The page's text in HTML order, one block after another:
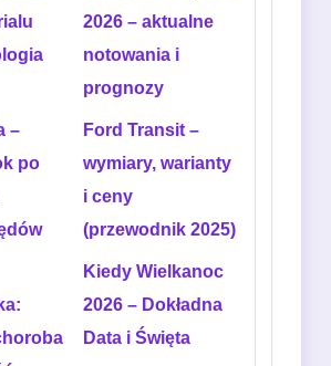
2026 – aktualne
notowania i
prognozy
–
po
Ford Transit –
wymiary, warianty
i ceny
(przewodnik 2025)
Kiedy Wielkanoc
2026 – Dokładna
Data i Święta